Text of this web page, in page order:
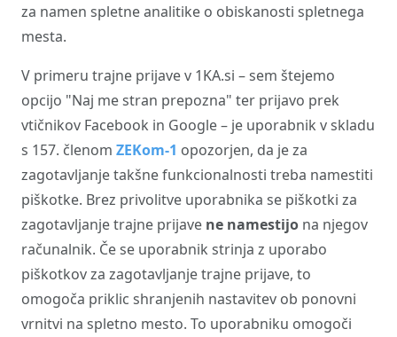
za namen spletne analitike o obiskanosti spletnega
mesta.
V primeru trajne prijave v 1KA.si – sem štejemo
opcijo "Naj me stran prepozna" ter prijavo prek
vtičnikov Facebook in Google – je uporabnik v skladu
s 157. členom ZEKom-1 opozorjen, da je za
zagotavljanje takšne funkcionalnosti treba namestiti
piškotke. Brez privolitve uporabnika se piškotki za
zagotavljanje trajne prijave ne namestijo na njegov
računalnik. Če se uporabnik strinja z uporabo
piškotkov za zagotavljanje trajne prijave, to
omogoča priklic shranjenih nastavitev ob ponovni
vrnitvi na spletno mesto. To uporabniku omogoči